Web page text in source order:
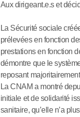
Aux dirigeant.e.s et
La Sécurité sociale
prélevées en fonction
prestations en fonction
démontre que le
reposant
La CNAM a montré
initiale et de solidarité
sanitaire, qu’elle n’a